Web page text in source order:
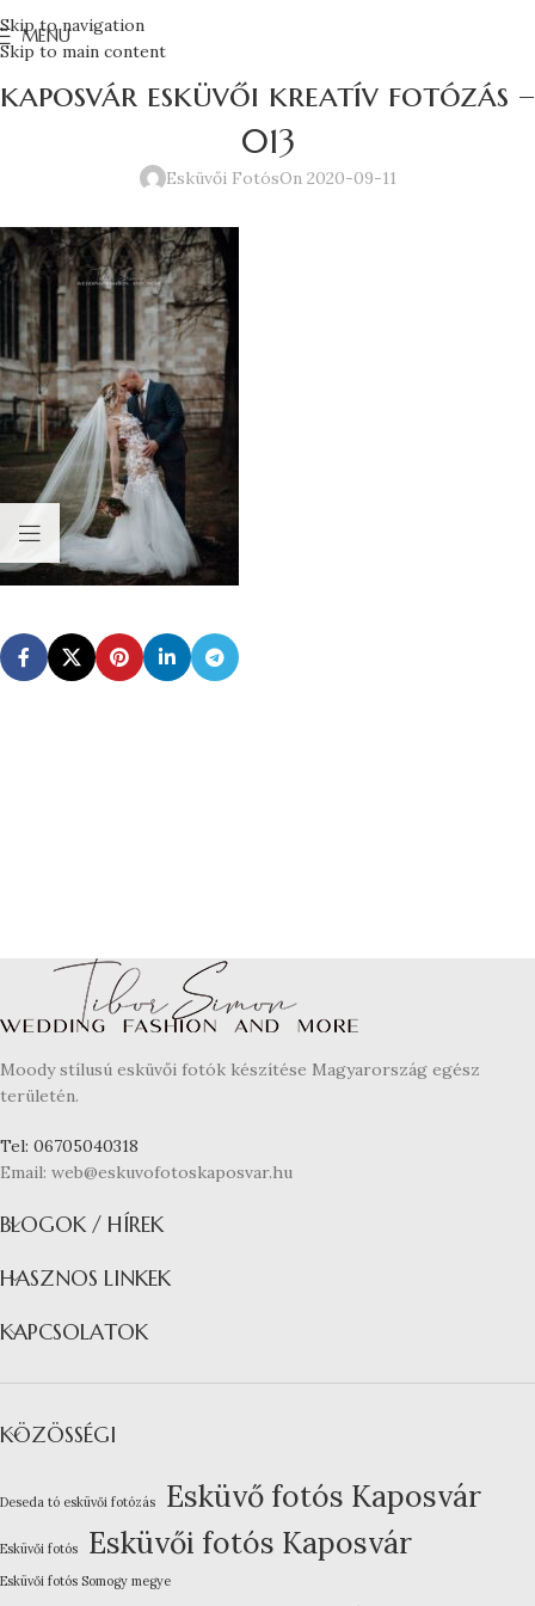
Skip to navigation
Skip to main content
MENU
kaposvár esküvői kreatív fotózás –
013
Esküvői FotósOn 2020-09-11
Moody stílusú esküvői fotók készítése Magyarország egész
területén.
Tel: 06705040318
Email: web@eskuvofotoskaposvar.hu
BLOGOK / HÍREK
HASZNOS LINKEK
KAPCSOLATOK
KÖZÖSSÉGI
Deseda tó esküvői fotózás Esküvő fotós Kaposvár
Esküvői fotós Esküvői fotós Kaposvár
Esküvői fotós Somogy megye